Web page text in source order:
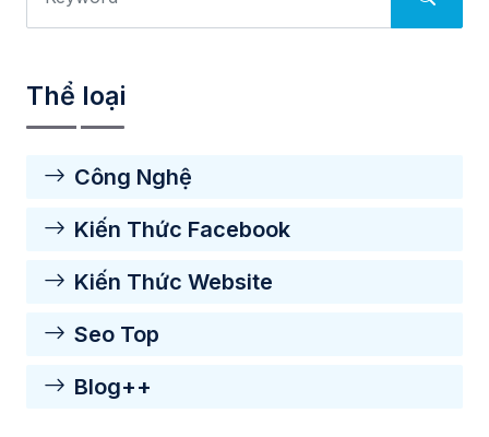
Thể loại
Công Nghệ
Kiến Thức Facebook
Kiến Thức Website
Seo Top
Blog++